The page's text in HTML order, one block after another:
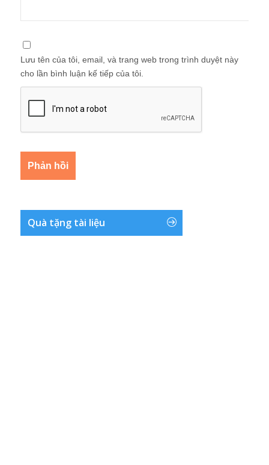
Lưu tên của tôi, email, và trang web trong trình duyệt này
cho lần bình luận kế tiếp của tôi.
Quà tặng tài liệu